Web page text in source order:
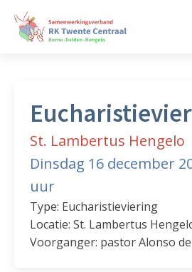
St. Lambertus Hengelo
Dinsdag 16 december
uur
Type: Eucharistieviering
Locatie: St. Lambertus
Voorganger: pastor Alonso de